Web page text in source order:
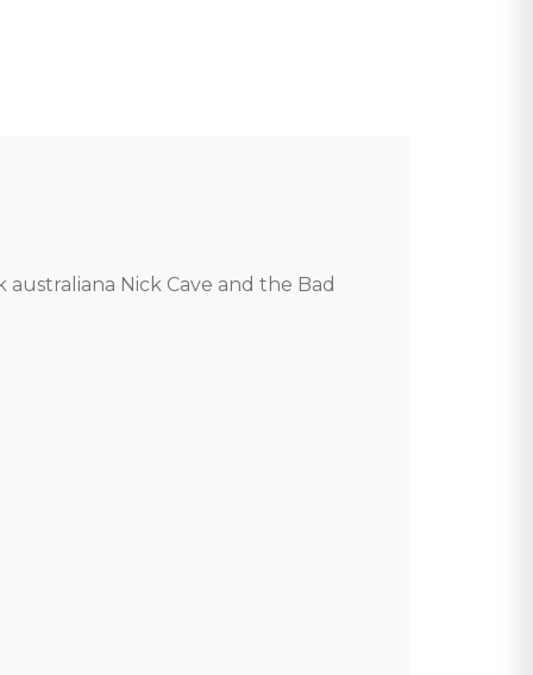
Nick Cave and the Bad